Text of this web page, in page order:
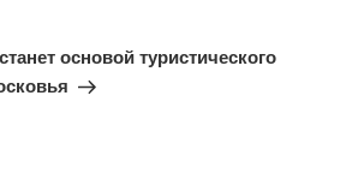
основой туристического